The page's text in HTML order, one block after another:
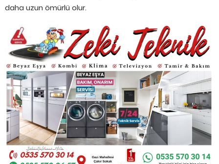
daha uzun ömürlü olur.